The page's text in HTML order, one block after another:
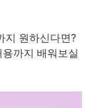
지 원하신다면?
까지 배워보실